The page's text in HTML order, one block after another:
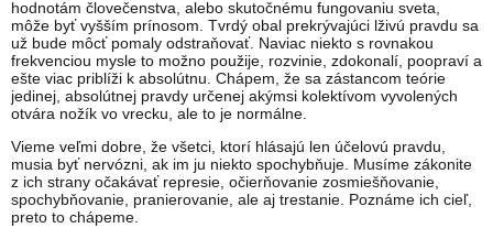
hodnotám človečenstva, alebo skutočnému fungovaniu sveta,
môže byť vyšším prínosom. Tvrdý obal prekrývajúci lživú pravdu sa
už bude môcť pomaly odstraňovať. Naviac niekto s rovnakou
frekvenciou mysle to možno použije, rozvinie, zdokonalí, poopraví a
ešte viac priblíži k absolútnu. Chápem, že sa zástancom teórie
jedinej, absolútnej pravdy určenej akýmsi kolektívom vyvolených
otvára nožík vo vrecku, ale to je normálne.
Vieme veľmi dobre, že všetci, ktorí hlásajú len účelovú pravdu,
musia byť nervózni, ak im ju niekto spochybňuje. Musíme zákonite
z ich strany očakávať represie, očierňovanie zosmiešňovanie,
spochybňovanie, pranierovanie, ale aj trestanie. Poznáme ich cieľ,
preto to chápeme.